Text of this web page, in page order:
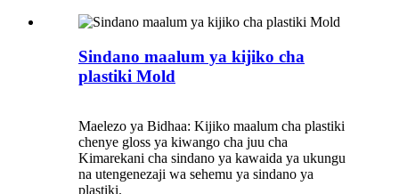
Sindano maalum ya kijiko cha
plastiki Mold
Maelezo ya Bidhaa: Kijiko maalum cha plastiki
chenye gloss ya kiwango cha juu cha
Kimarekani cha sindano ya kawaida ya ukungu
na utengenezaji wa sehemu ya sindano ya
plastiki.